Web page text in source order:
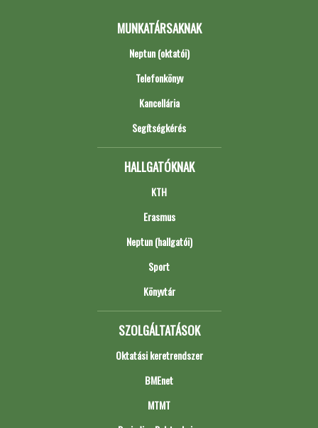
MUNKATÁRSAKNAK
Neptun (oktatói)
Telefonkönyv
Kancellária
Segítségkérés
HALLGATÓKNAK
KTH
Erasmus
Neptun (hallgatói)
Sport
Könyvtár
SZOLGÁLTATÁSOK
Oktatási keretrendszer
BMEnet
MTMT